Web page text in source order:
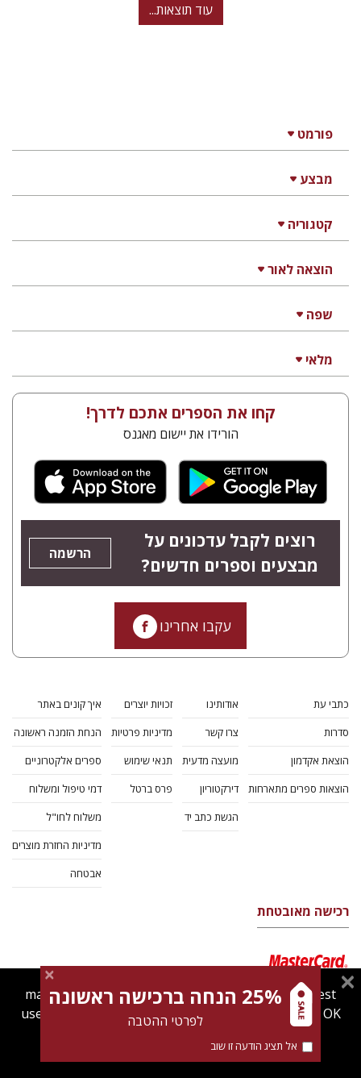
פורמט
מבצע
קטגוריה
הוצאה לאור
שפה
מלאי
עוד תוצאות...
קחו את הספרים אתכם לדרך!
הורידו את יישום מאגנס
רוצים לקבל עדכונים על
מבצעים וספרים חדשים?
הרשמה
עקבו אחרינו
כתבי עת
סדרות
הוצאת אקדמון
הוצאות ספרים מתארחות
אודותינו
צרו קשר
מועצה מדעית
דירקטוריון
הגשת כתב יד
זכויות יוצרים
מדיניות פרטיות
תנאי שימוש
פרס ברטל
איך קונים באתר
הנחת הזמנה ראשונה
ספרים אלקטרוניים
דמי טיפול ומשלוח
משלוח לחו"ל
מדיניות החזרת מוצרים
אבטחה
רכישה מאובטחת
magnespress.co.il uses cookies to give you the best
user experience. Using this website means you're OK
Find out more about ourcookies policy
25% הנחה ברכישה ראשונה
לפרטי ההטבה
אל תציג הודעה זו שוב